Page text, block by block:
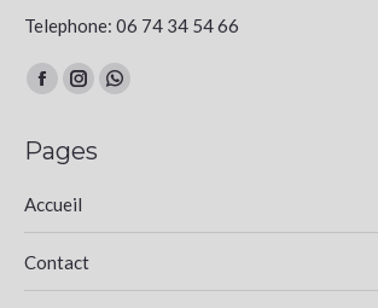
Telephone: 06 74 34 54 66
Trouvez nous sur :
Facebook
opens
new
Instagram
opens
new
Whatsapp
Pages
Accueil
Contact